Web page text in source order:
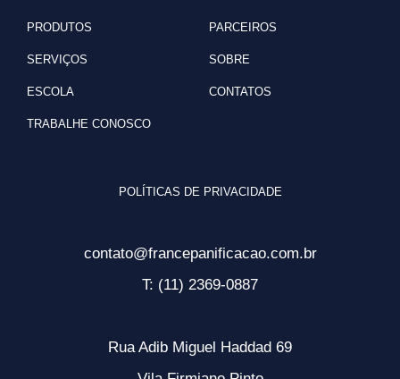
PRODUTOS
SERVIÇOS
ESCOLA
TRABALHE CONOSCO
PARCEIROS
SOBRE
CONTATOS
POLÍTICAS DE PRIVACIDADE
contato@francepanificacao.com.br
T: (11) 2369-0887
Rua Adib Miguel Haddad 69